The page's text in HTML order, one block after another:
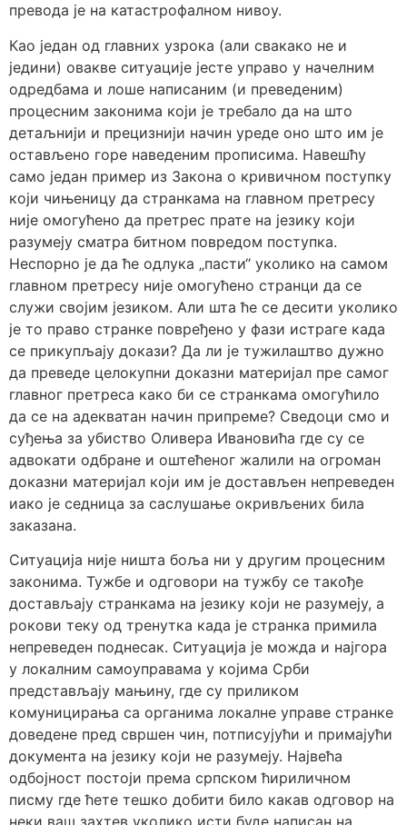
превода је на катастрофалном нивоу.
Као један од главних узрока (али свакако не и
једини) овакве ситуације јесте управо у начелним
одредбама и лоше написаним (и преведеним)
процесним законима који је требало да на што
детаљнији и прецизнији начин уреде оно што им је
остављено горе наведеним прописима. Навешћу
само један пример из Закона о кривичном поступку
који чињеницу да странкама на главном претресу
није омогућено да претрес прате на језику који
разумеју сматра битном повредом поступка.
Неспорно је да ће одлука „пасти“ уколико на самом
главном претресу није омогућено странци да се
служи својим језиком. Али шта ће се десити уколико
је то право странке повређено у фази истраге када
се прикупљају докази? Да ли је тужилаштво дужно
да преведе целокупни доказни материјал пре самог
главног претреса како би се странкама омогућило
да се на адекватан начин припреме? Сведоци смо и
суђења за убиство Оливера Ивановића где су се
адвокати одбране и оштећеног жалили на огроман
доказни материјал који им је достављен непреведен
иако је седница за саслушање окривљених била
заказана.
Ситуација није ништа боља ни у другим процесним
законима. Тужбе и одговори на тужбу се такође
достављају странкама на језику који не разумеју, а
рокови теку од тренутка када је странка примила
непреведен поднесак. Ситуација је можда и најгора
у локалним самоуправама у којима Срби
представљају мањину, где су приликом
комуницирања са органима локалне управе странке
доведене пред свршен чин, потписујући и примајући
документа на језику који не разумеју. Највећа
одбојност постоји према српском ћириличном
писму где ћете тешко добити било какав одговор на